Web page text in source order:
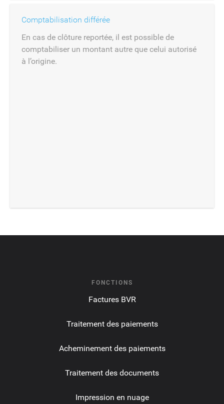
Comptabilisation différée
En cas de clôture reportée, il est possible de
comptabiliser un montant autre que celui autorisé
à l’origine.
FONCTIONS
Factures BVR
Traitement des paiements
Acheminement des paiements
Traitement des documents
Impression en nuage